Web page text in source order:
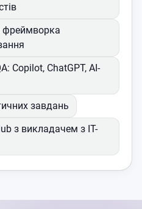
фреймворка
Copilot, ChatGPT, AI-
завдань
з викладачем з IT-